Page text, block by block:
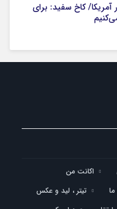
آمریکا/ کاخ سفید: برای
اکانت من
تیتر ، لید و عکس